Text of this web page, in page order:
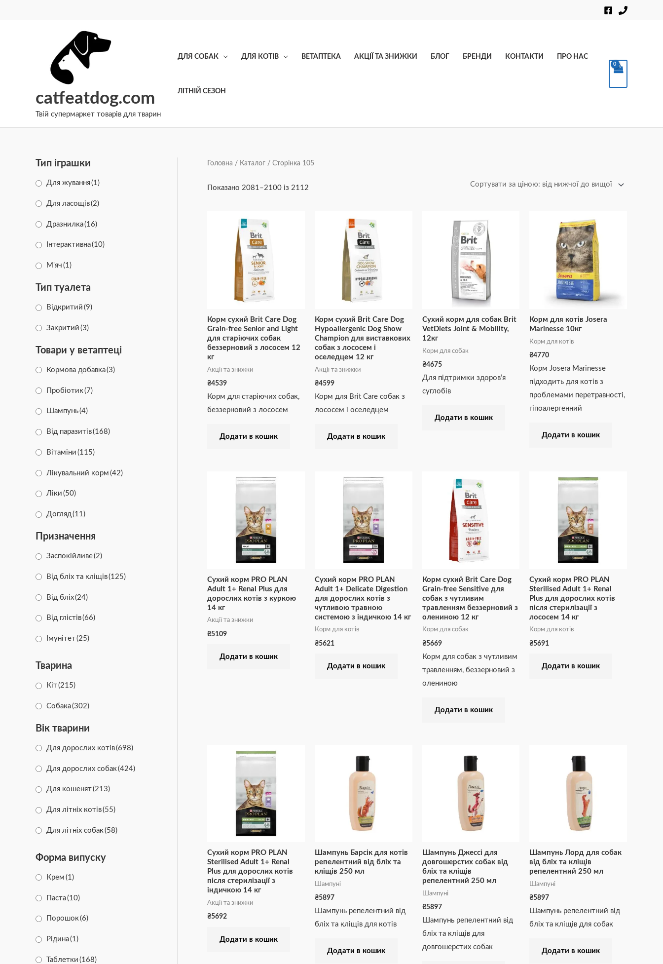
catfeatdog.com
Твій супермаркет товарів для тварин
ДЛЯ СОБАК ДЛЯ КОТІВ ВЕТАПТЕКА АКЦІЇ ТА ЗНИЖКИ БЛОГ БРЕНДИ КОНТАКТИ ПРО НАС
ЛІТНІЙ СЕЗОН
Тип іграшки
Для жування(1)
Для ласощів(2)
Дразнилка(16)
Інтерактивна(10)
М'яч (1)
Тип туалета
Відкритий (9)
Закритий (3)
Товари у ветаптеці
Кормова добавка(3)
Пробіотик (7)
Шампунь(4)
Від паразитів(168)
Вітаміни (115)
Лікувальний корм (42)
Ліки (50)
Догляд(11)
Призначення
Заспокійливе(2)
Від бліх та кліщів(125)
Від бліх(24)
Від глістів(66)
Iмунітет(25)
Обмін речовин (2)
Тварина
Кіт(215)
Собака(302)
Вік тварини
Для дорослих котів(698)
Для дорослих собак (424)
Для кошенят(213)
Для літніх котів(55)
Для літніх собак (58)
Форма випуску
Крем (1)
Паста(10)
Порошок(6)
Рідина(1)
Таблетки (168)
Головна / Каталог / Сторінка 105
Показано 2081–2100 із 2112
Сортування
Корм сухий Brit Care Dog
Grain-free Senior and Light
для старіючих собак
беззерновий з лососем 12
кг
Акції та знижки
₴4539
Корм для старіючих собак,
беззерновий з лососем
Додати в кошик
Корм сухий Brit Care Dog
Hypoallergenic Dog Show
Champion для виставкових
собак з лососем і
оселедцем 12 кг
Акції та знижки
₴4599
Корм для Brit Care собак з
лососем і оселедцем
Додати в кошик
Сухий корм для собак Brit
VetDiets Joint & Mobility,
12кг
Корм для собак
₴4675
Для підтримки здоров’я
суглобів
Додати в кошик
Корм для котів Josera
Marinesse 10кг
Корм для котів
₴4770
Корм Josera Marinesse
підходить для котів з
проблемами перетравності,
гіпоалергенний
Додати в кошик
Сухий корм PRO PLAN
Adult 1+ Renal Plus для
дорослих котів з куркою
14 кг
Акції та знижки
₴5109
Додати в кошик
Сухий корм PRO PLAN
Adult 1+ Delicate Digestion
для дорослих котів з
чутливою травною
системою з індичкою 14 кг
Корм для котів
₴5621
Додати в кошик
Корм сухий Brit Care Dog
Grain-free Sensitive для
собак з чутливим
травленням беззерновий з
олениною 12 кг
Корм для собак
₴5669
Корм для собак з чутливим
травленням, беззерновий з
олениною
Додати в кошик
Сухий корм PRO PLAN
Sterilised Adult 1+ Renal
Plus для дорослих котів
після стерилізації з
лососем 14 кг
Корм для котів
₴5691
Додати в кошик
Сухий корм PRO PLAN
Sterilised Adult 1+ Renal
Plus для дорослих котів
після стерилізації з
індичкою 14 кг
Акції та знижки
₴5692
Додати в кошик
Шампунь Барсік для котів
репелентний від бліх та
кліщів 250 мл
Шампуні
₴5897
Шампунь репелентний від
бліх та кліщів для котів
Додати в кошик
Шампунь Джессі для
довгошерстих собак від
бліх та кліщів
репелентний 250 мл
Шампуні
₴5897
Шампунь репелентний від
бліх та кліщів для
довгошерстих собак
Шампунь Лорд для собак
від бліх та кліщів
репелентний 250 мл
Шампуні
₴5897
Шампунь репелентний від
бліх та кліщів для собак
Додати в кошик